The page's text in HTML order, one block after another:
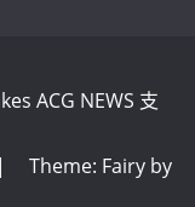
ACG NEWS 支
|
Theme: Fairy by